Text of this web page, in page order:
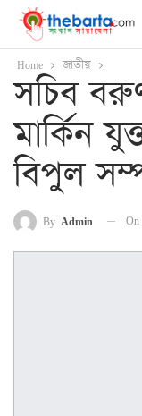
Home জাতীয়
সচিব
মার্কিন
বিপুল
By Admin On